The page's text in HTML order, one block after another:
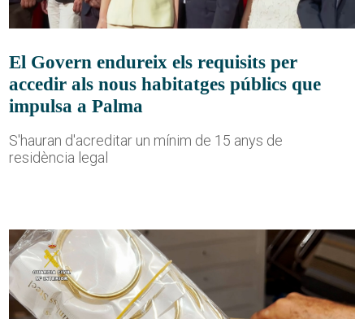
El Govern endureix els requisits per
accedir als nous habitatges públics que
impulsa a Palma
S'hauran d'acreditar un mínim de 15 anys de
residència legal